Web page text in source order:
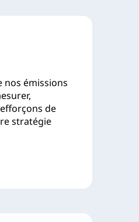
nos émissions
de
stratégie